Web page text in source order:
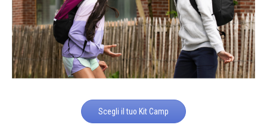
Scegli il tuo Kit Camp